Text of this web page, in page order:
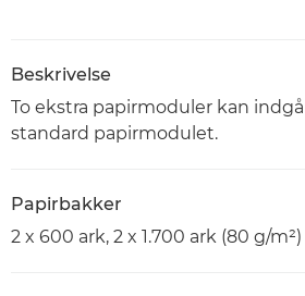
Beskrivelse
To ekstra papirmoduler kan
standard papirmodulet.
Papirbakker
2 x 600 ark, 2 x 1.700 ark (80 g/